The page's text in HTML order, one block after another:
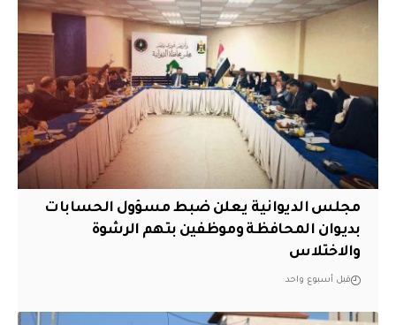
مجلس الديوانية يعلن ضبط مسؤول الحسابات
بديوان المحافظة وموظفين بتهم الرشوة
والاختلاس
قبل أسبوع واحد